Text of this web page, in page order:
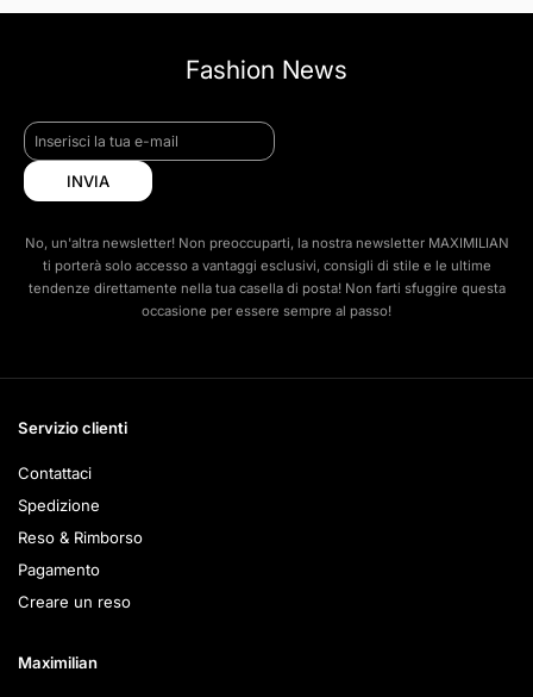
Fashion News
INVIA
No, un'altra newsletter! Non preoccuparti, la nostra newsletter MAXIMILIAN
ti porterà solo accesso a vantaggi esclusivi, consigli di stile e le ultime
tendenze direttamente nella tua casella di posta! Non farti sfuggire questa
occasione per essere sempre al passo!
Servizio clienti
Contattaci
Spedizione
Reso & Rimborso
Pagamento
Creare un reso
Maximilian